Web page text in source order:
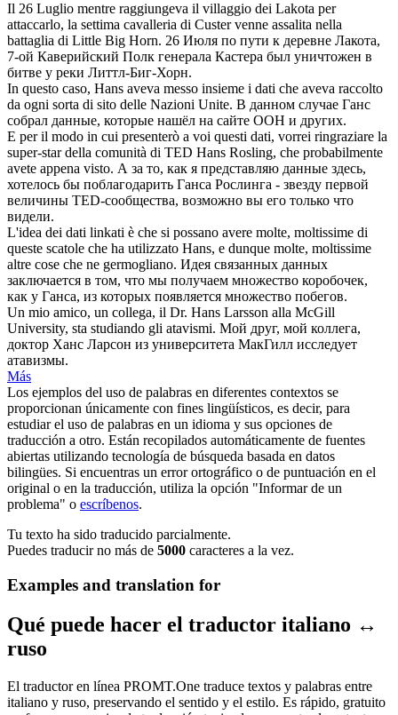
Il 26 Luglio mentre raggiungeva il villaggio dei Lakota per
attaccarlo, la settima cavalleria di Custer venne assalita nella
battaglia di Little Big Horn. 26 Июля по пути к деревне Лакота,
7-ой Каверийский Полк генерала Кастера был уничтожен в
битве у реки Литтл-Биг-Хорн.
In questo caso, Hans aveva messo insieme i dati che aveva raccolto
da ogni sorta di sito delle Nazioni Unite. В данном случае Ганс
собрал данные, которые нашёл на сайте ООН и других.
E per il modo in cui presenterò a voi questi dati, vorrei ringraziare la
super-star della comunità di TED Hans Rosling, che probabilmente
avete appena visto. А за то, как я представляю данные здесь,
хотелось бы поблагодарить Ганса Рослинга - звезду первой
величины TED-сообщества, возможно вы его только что
видели.
L'idea dei dati linkati è che si possano avere molte, moltissime di
queste scatole che ha utilizzato Hans, e dunque molte, moltissime
altre cose che ne germogliano. Идея связанных данных
заключается в том, что мы получаем множество коробочек,
как у Ганса, из которых появляется множество побегов.
Un mio amico, un collega, il Dr. Hans Larsson alla McGill
University, sta studiando gli atavismi. Мой друг, мой коллега,
доктор Ханс Ларсон из университета МакГилл исследует
атавизмы.
Más
Los ejemplos del uso de palabras en diferentes contextos se
proporcionan únicamente con fines lingüísticos, es decir, para
estudiar el uso de palabras en un idioma y sus opciones de
traducción a otro. Están recopilados automáticamente de fuentes
abiertas utilizando tecnología de búsqueda basada en datos
bilingües. Si encuentras un error ortográfico o de puntuación en el
original o en la traducción, utiliza la opción "Informar de un
problema" o escríbenos.
Tu texto ha sido traducido parcialmente.
Puedes traducir no más de 5000 caracteres a la vez.
Examples and translation for
Qué puede hacer el traductor italiano ↔
ruso
El traductor en línea PROMT.One traduce textos y palabras entre
italiano y ruso, preservando el sentido y el estilo. Es rápido, gratuito